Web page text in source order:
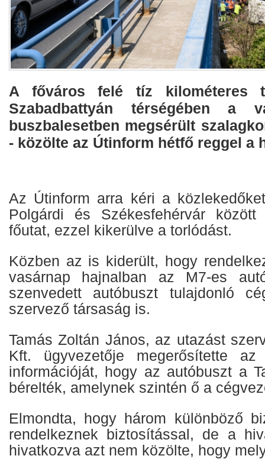
A főváros felé tíz kilométeres
Szabadbattyán térségében a
buszbalesetben megsérült
- közölte az Útinform hétfő reggel a
Az Útinform arra kéri a
Polgárdi és Székesfehérvár
főutat, ezzel kikerülve a torlódást.
Közben az is kiderült, hogy
vasárnap hajnalban az M7-es
szenvedett autóbuszt tulajdonló
szervező társaság is.
Tamás Zoltán János, az utazást
Kft. ügyvezetője megerősítette
információját, hogy az autóbuszt a
bérelték, amelynek szintén ő a
Elmondta, hogy három különböző
rendelkeznek biztosítással, de a
hivatkozva azt nem közölte, hogy